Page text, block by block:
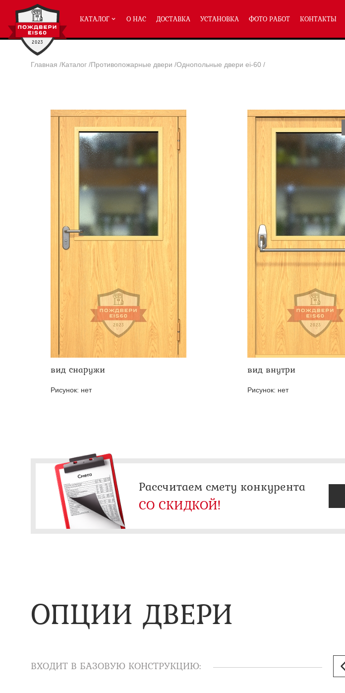
КАТАЛОГ
Полуторные двери ei-60
Двупольные двери ei-60
Глухие двери ei-60
Остекленные двери ei-60
Светопозрачные двери с максимальным остеклением eiw-60
Двери с отделкой МДФ ei-60
Двери антипаника ei-60
Дымогазонепрницаемые двери eis-60
Двери ei-60 с отбойником
Двери ei-60 для медицинских учреждений
Двери ei-60 для производственных помещений
Противопожарные двери со стыковочным узлом
О НАС ДОСТАВКА УСТАНОВКА ФОТО РАБОТ КОНТАКТЫ
Главная /Каталог /Противопожарные двери /Однопольные двери ei-60 /
вид снаружи
Рисунок: нет
вид внутри
Рисунок: нет
Рассчитаем смету конкурента
СО СКИДКОЙ!
ОПЦИИ ДВЕРИ
ВХОДИТ В БАЗОВУЮ КОНСТРУКЦИЮ: